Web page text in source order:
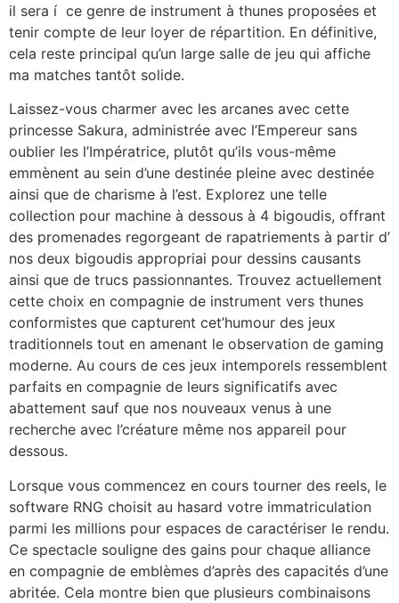
il sera í ce genre de instrument à thunes proposées et
tenir compte de leur loyer de répartition. En définitive,
cela reste principal qu’un large salle de jeu qui affiche
ma matches tantôt solide.
Laissez-vous charmer avec les arcanes avec cette
princesse Sakura, administrée avec l’Empereur sans
oublier les l’Impératrice, plutôt qu’ils vous-même
emmènent au sein d’une destinée pleine avec destinée
ainsi que de charisme à l’est. Explorez une telle
collection pour machine à dessous à 4 bigoudis, offrant
des promenades regorgeant de rapatriements à partir d’
nos deux bigoudis appropriai pour dessins causants
ainsi que de trucs passionnantes. Trouvez actuellement
cette choix en compagnie de instrument vers thunes
conformistes que capturent cet’humour des jeux
traditionnels tout en amenant le observation de gaming
moderne. Au cours de ces jeux intemporels ressemblent
parfaits en compagnie de leurs significatifs avec
abattement sauf que nos nouveaux venus à une
recherche avec l’créature même nos appareil pour
dessous.
Lorsque vous commencez en cours tourner des reels, le
software RNG choisit au hasard votre immatriculation
parmi les millions pour espaces de caractériser le rendu.
Ce spectacle souligne des gains pour chaque alliance
en compagnie de emblèmes d’après des capacités d’une
abritée. Cela montre bien que plusieurs combinaisons